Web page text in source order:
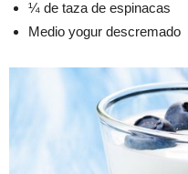
¼ de taza de espinacas
Medio yogur descremado